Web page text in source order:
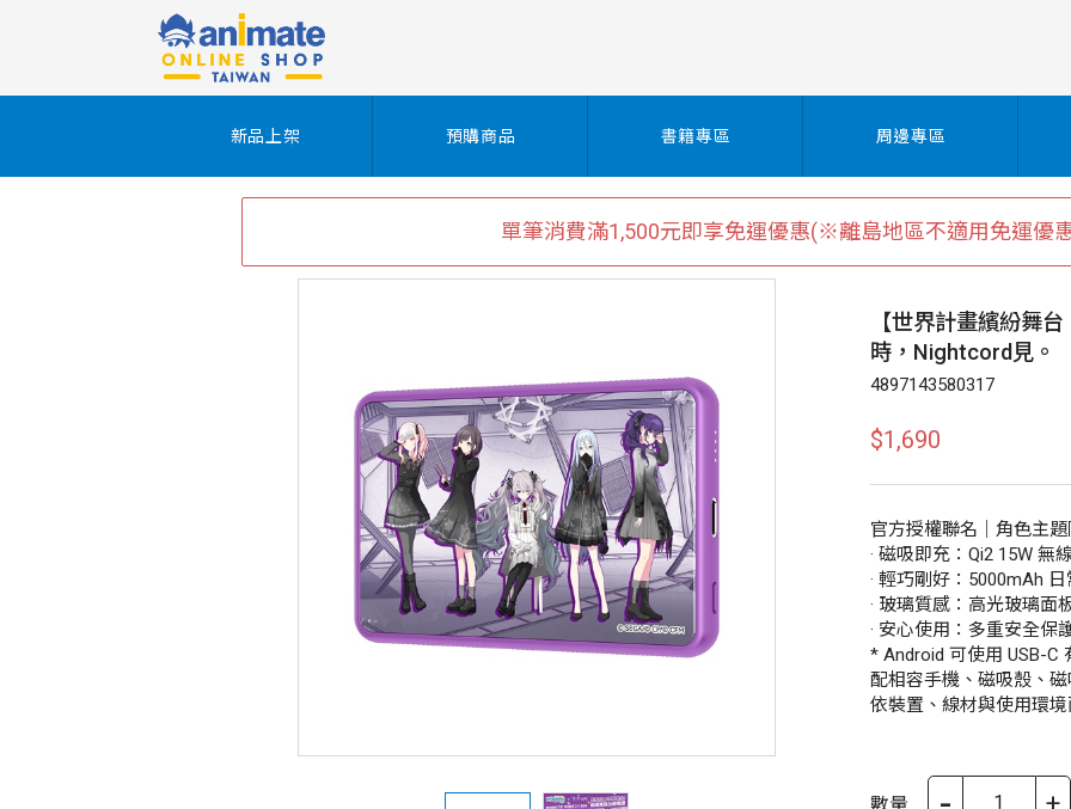
新品上架 預購商品 書籍專區 周邊專區
單筆消費滿1,500元即享免運優惠(※離島地區不適用免運優
【世界計畫繽紛舞
時，Nightcord見。
4897143580317
$1,690
官方授權聯名｜角色主
· 磁吸即充：Qi2 15W 無
· 輕巧剛好：5000mAh
· 玻璃質感：高光玻璃面
· 安心使用：多重安全保
* Android 可使用 USB-C
配相容手機、磁吸殼、
依裝置、線材與使用環
數量